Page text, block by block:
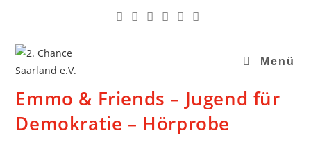
Menü
Emmo & Friends – Jugend für
Demokratie – Hörprobe